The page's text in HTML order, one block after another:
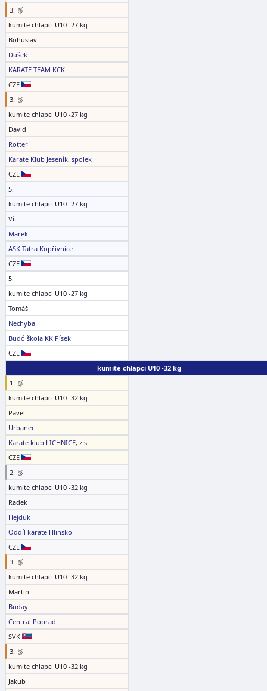
3. 🥉
kumite chlapci U10 -27 kg
Bohuslav
Dušek
KARATE TEAM KCK
CZE
3. 🥉
kumite chlapci U10 -27 kg
David
Rotter
Karate Klub Jeseník, spolek
CZE
5.
kumite chlapci U10 -27 kg
Vít
Marek
ASK Tatra Kopřivnice
CZE
5.
kumite chlapci U10 -27 kg
Tomáš
Nechyba
Budó škola KK Písek
CZE
kumite chlapci U10 -32 kg
1. 🥇
kumite chlapci U10 -32 kg
Pavel
Urbanec
Karate klub LICHNICE, z.s.
CZE
2. 🥈
kumite chlapci U10 -32 kg
Radek
Hejduk
Oddíl karate Hlinsko
CZE
3. 🥉
kumite chlapci U10 -32 kg
Martin
Buday
Central Poprad
SVK
3. 🥉
kumite chlapci U10 -32 kg
Jakub